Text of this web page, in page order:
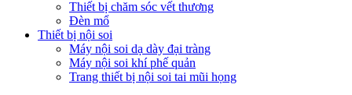
Thiết bị chăm sóc vết thương
Đèn mổ
Thiết bị nội soi
Máy nội soi dạ dày đại tràng
Máy nội soi khí phế quản
Trang thiết bị nội soi tai mũi họng